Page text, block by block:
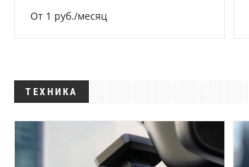
От 1 руб./месяц
ТЕХНИКА